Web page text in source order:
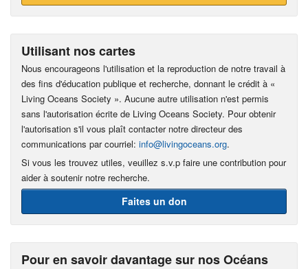
Utilisant nos cartes
Nous encourageons l'utilisation et la reproduction de notre travail à
des fins d'éducation publique et recherche, donnant le crédit à «
Living Oceans Society ». Aucune autre utilisation n'est permis
sans l'autorisation écrite de Living Oceans Society. Pour obtenir
l'autorisation s'il vous plaît contacter notre directeur des
communications par courriel: info@livingoceans.org.
Si vous les trouvez utiles, veuillez s.v.p faire une contribution pour
aider à soutenir notre recherche.
Faites un don
Pour en savoir davantage sur nos Océans